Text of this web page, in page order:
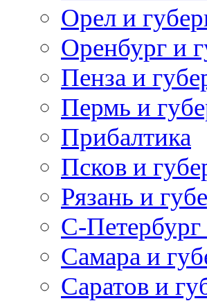
Орел и
Оренбург и
Пенза и
Пермь и
Прибалтика
Псков и
Рязань и
С-Петербург
Самара и
Саратов и